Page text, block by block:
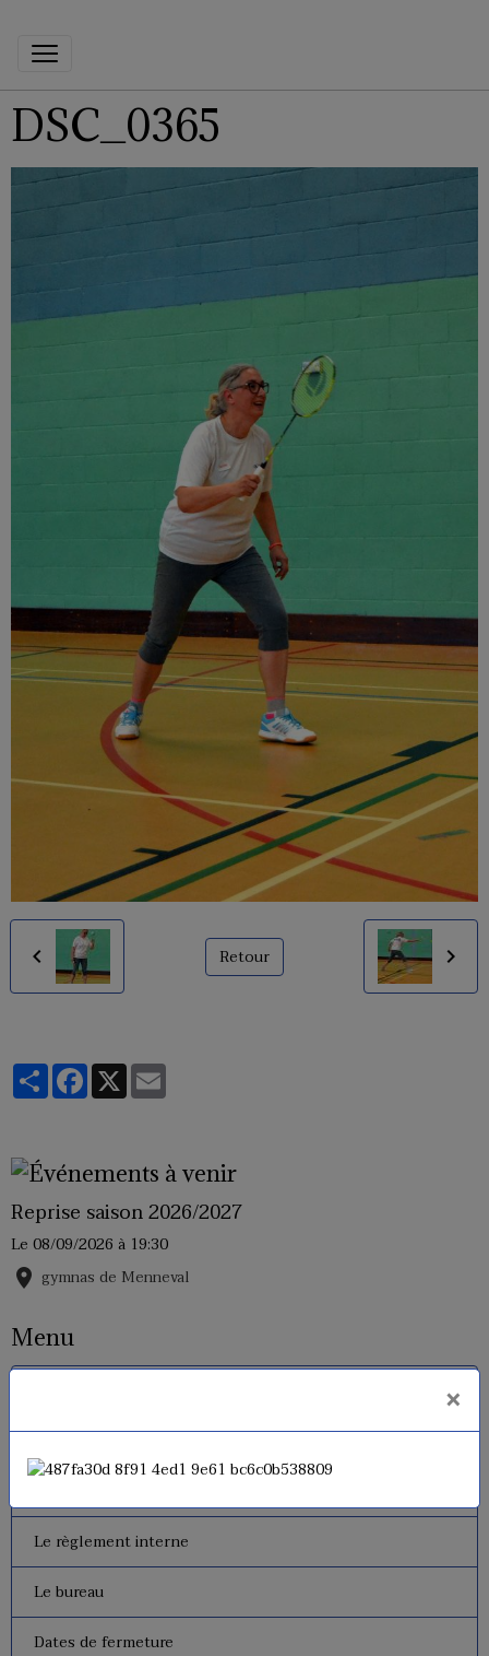
DSC_0365
Retour
PartagerFacebook
X
Reprise saison 2026/2027
Le 08/09/2026 à 19:30
gymnas de Menneval
Menu
Le règlement interne
Le bureau
Dates de fermeture
×